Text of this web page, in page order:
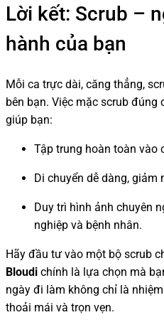
Lời kết: Scrub –
hành của bạn
Mỗi ca trực dài, căng thẳng,
bên bạn. Việc mặc scrub đúng
giúp bạn:
Tập trung hoàn toàn vào
Di chuyển dễ dàng, giảm
Duy trì hình ảnh chuyên
nghiệp và bệnh nhân.
Hãy đầu tư vào một bộ scrub
Bloudi chính là lựa chọn mà
ngày đi làm không chỉ là
thoải mái và trọn vẹn.